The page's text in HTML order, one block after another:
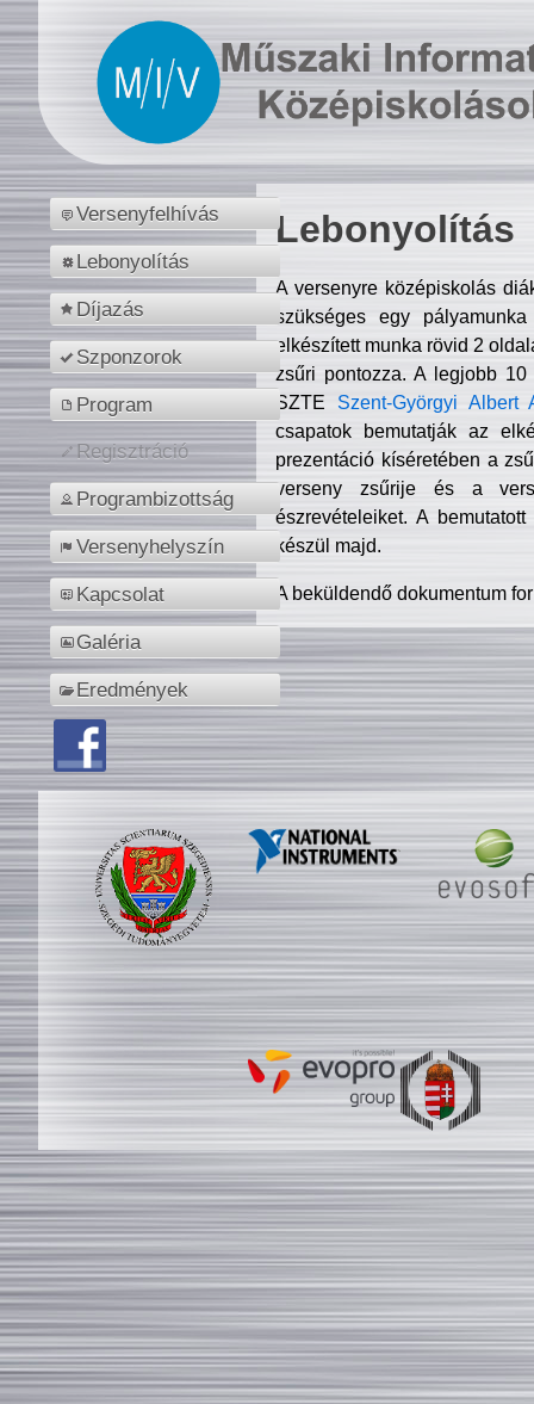
Versenyfelhívás
Lebonyolítás
Díjazás
Szponzorok
Program
Regisztráció
Programbizottság
Versenyhelyszín
Kapcsolat
Galéria
Eredmények
Lebonyolítás
A versenyre középiskolás
szükséges egy
elkészített munka rövid 2
zsűri pontozza. A legjobb
SZTE Szent-Györgyi Albert
csapatok bemutatják az
prezentáció kíséretében a
verseny zsűrije és a
észrevételeiket. A
készül majd.
A beküldendő dokumentum